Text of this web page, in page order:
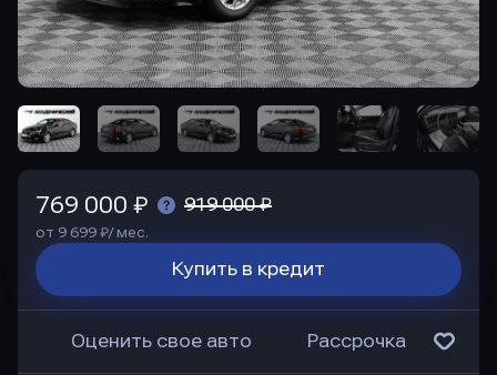
769 000 ₽ 919 000 ₽
от 9 699 ₽/ мес.
Купить в кредит
Оценить свое авто Рассрочка